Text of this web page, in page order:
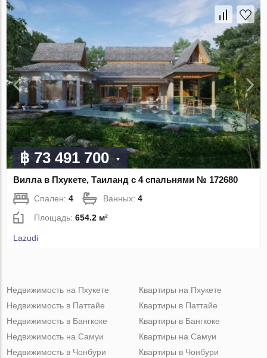
฿ 73 491 700
Вилла в Пхукете, Таиланд с 4 спальнями № 172680
Спален:4 Ванных:4
Площадь:654.2 м²
Lazudi
Недвижимость на Пхукете
Недвижимость в Паттайе
Недвижимость в Бангкоке
Недвижимость на Самуи
Недвижимость в Чонбури
Квартиры на Пхукете
Квартиры в Паттайе
Квартиры в Бангкоке
Квартиры на Самуи
Квартиры в Чонбури